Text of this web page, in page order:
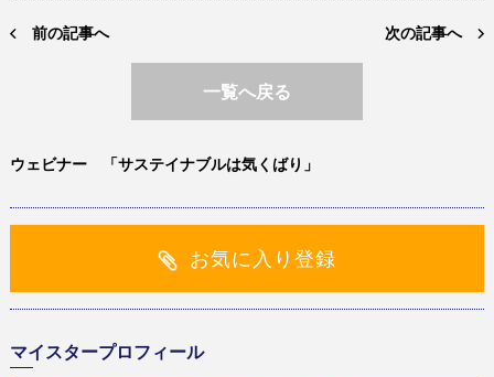
前の記事へ 次の記事へ
一覧へ戻る
ウェビナー 「サステイナブルは気くばり」
お気に入り登録
マイスタープロフィール